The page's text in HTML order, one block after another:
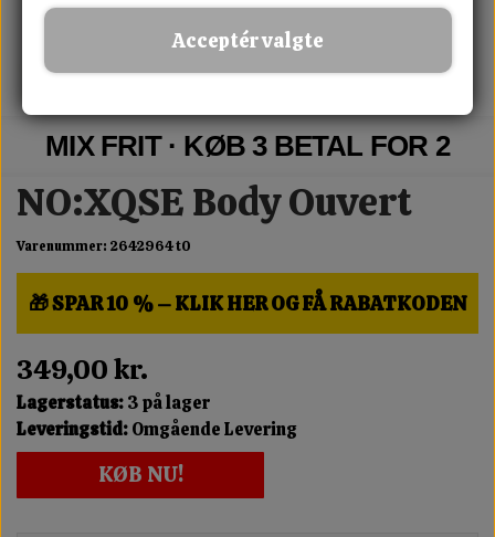
MIX FRIT · KØB 3 BETAL FOR 2
NO:XQSE Body Ouvert
Varenummer: 2642964 t0
🎁 SPAR 10 % – KLIK HER OG FÅ RABATKODEN
349,00 kr.
Lagerstatus:3 på lager
Leveringstid:Omgående Levering
KØB NU!
Acceptér valgte